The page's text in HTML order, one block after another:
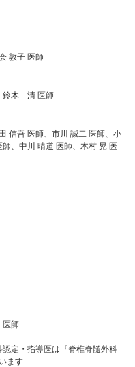
敦子 医師
鈴木 清 医師
信吾 医師、市川 誠二 医師、小
、中川 晴道 医師、木村 晃 医
医師
定・指導医は『脊椎脊髄外科
ます